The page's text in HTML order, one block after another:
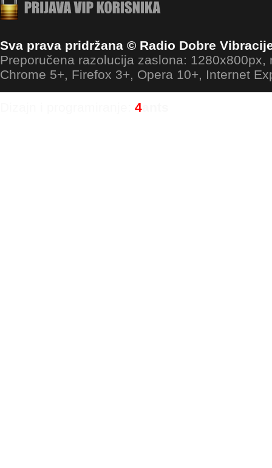
Sva prava pridržana © Radio Dobre
Preporučena razolucija zaslona: 1280x800px,
Chrome 5+, Firefox 3+, Opera 10+, Internet
4